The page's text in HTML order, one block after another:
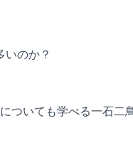
いのか？
ついても学べる一石二